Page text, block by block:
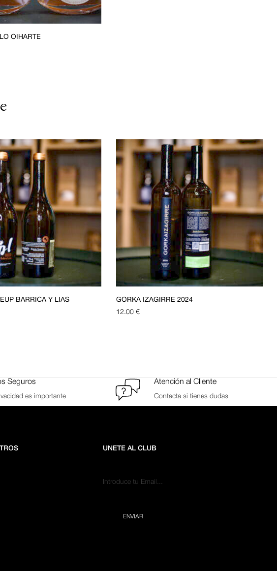
OIHARTE
BARRICA Y LÍAS
GORKA IZAGIRRE 2024
12.00 €
Seguros
es importante
Atención al Cliente
Contacta si tienes dudas
UNETE AL CLUB